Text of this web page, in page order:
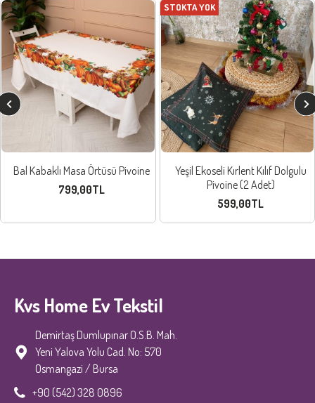
Bal Kabaklı Masa Örtüsü Pivoine
799,00TL
STOKTA YOK
Yeşil Ekoseli Kırlent Kılıf Dolgulu
Pivoine (2 Adet)
599,00TL
Kvs Home Ev Tekstil
Demirtaş Dumlupınar O.S.B. Mah.
Yeni Yalova Yolu Cad. No: 570
Osmangazi / Bursa
+90 (542) 328 0896